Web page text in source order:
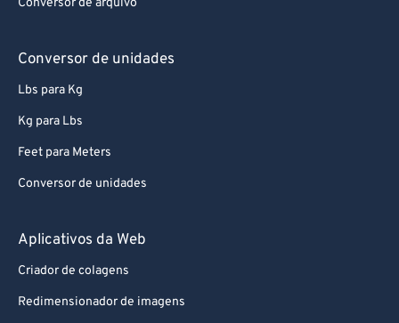
Conversor de arquivo
Conversor de unidades
Lbs para Kg
Kg para Lbs
Feet para Meters
Conversor de unidades
Aplicativos da Web
Criador de colagens
Redimensionador de imagens